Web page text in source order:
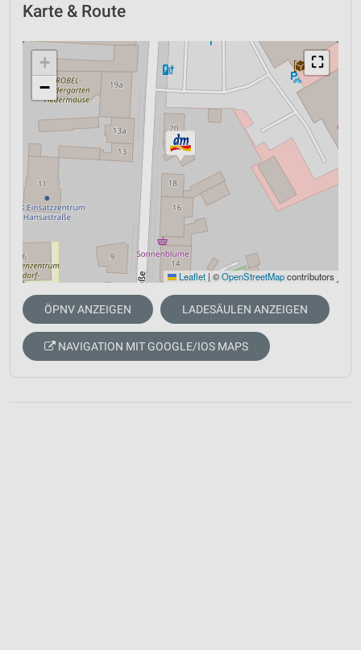
Karte & Route
⛶
+
−
Leaflet | ©OpenStreetMapcontributors
ÖPNV ANZEIGEN LADESÄULEN ANZEIGEN
NAVIGATION MIT GOOGLE/IOS MAPS